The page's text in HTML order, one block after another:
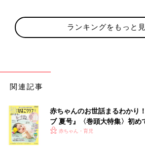
ランキングをもっと
関連記事
赤ちゃんのお世話まるわかり
ブ 夏号』〈巻頭大特集〉初め
く！ おっぱい・ミルクの基本
赤ちゃん・育児